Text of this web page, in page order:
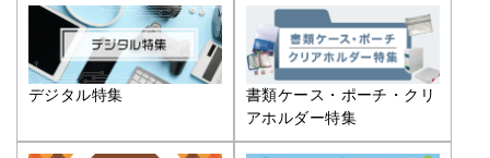
デジタル特集
書類ケース・ポーチ・クリ
アホルダー特集